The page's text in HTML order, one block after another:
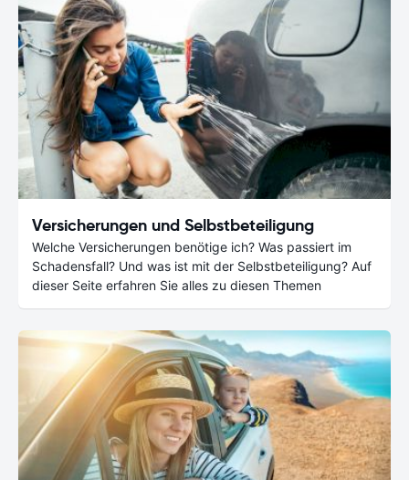
Versicherungen und Selbstbeteiligung
Welche Versicherungen benötige ich? Was passiert im
Schadensfall? Und was ist mit der Selbstbeteiligung? Auf
dieser Seite erfahren Sie alles zu diesen Themen